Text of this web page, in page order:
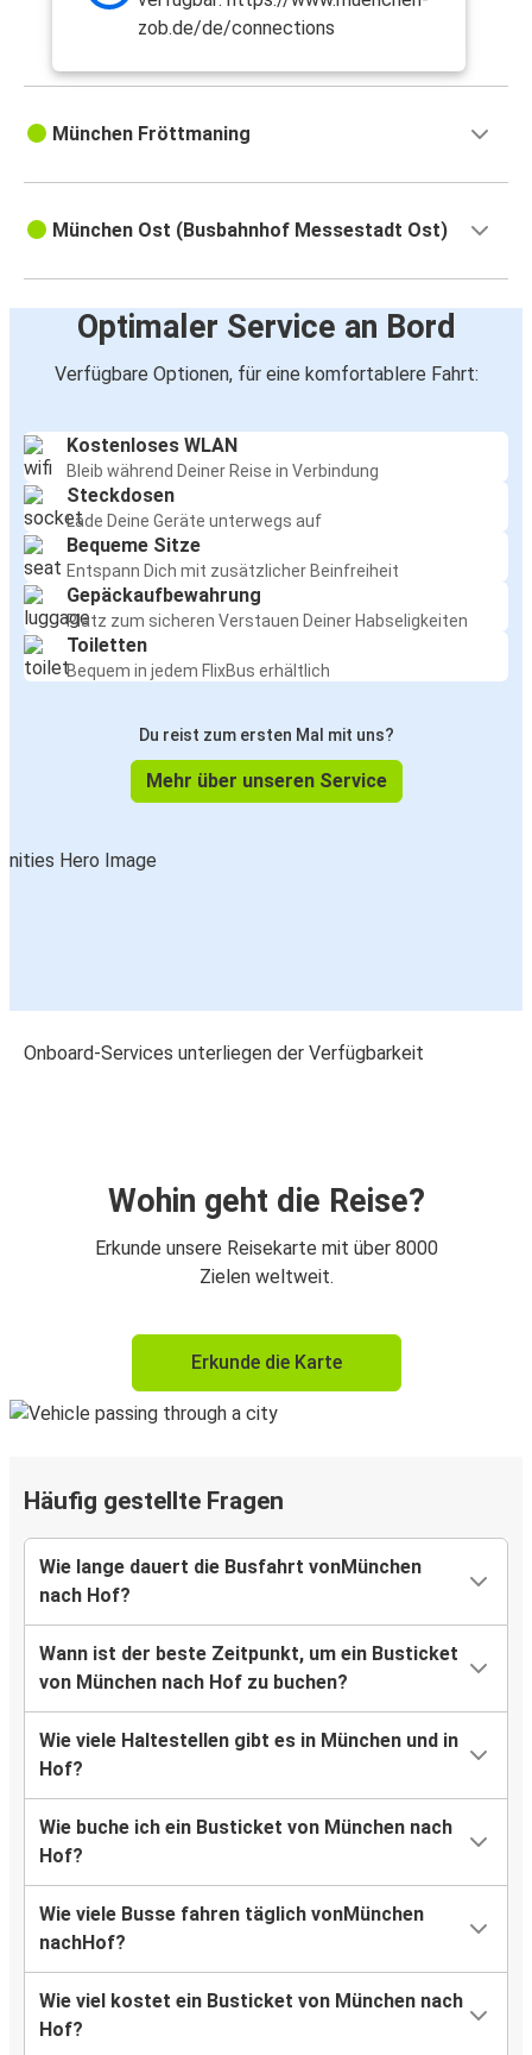
zob.de/de/connections
München Fröttmaning
München Ost (Busbahnhof Messestadt Ost)
Optimaler Service an Bord
Verfügbare Optionen, für eine komfortablere Fahrt:
Kostenloses WLAN
Bleib während Deiner Reise in Verbindung
Steckdosen
Lade Deine Geräte unterwegs auf
Bequeme Sitze
Entspann Dich mit zusätzlicher Beinfreiheit
Gepäckaufbewahrung
Platz zum sicheren Verstauen Deiner Habseligkeiten
Toiletten
Bequem in jedem FlixBus erhältlich
Du reist zum ersten Mal mit uns?
Mehr über unseren Service
Onboard-Services unterliegen der Verfügbarkeit
Wohin geht die Reise?
Erkunde unsere Reisekarte mit über 8000
Zielen weltweit.
Erkunde die Karte
Häufig gestellte Fragen
Wie lange dauert die Busfahrt vonMünchen
nach Hof?
Wann ist der beste Zeitpunkt, um ein Busticket
von München nach Hof zu buchen?
Wie viele Haltestellen gibt es in München und in
Hof?
Wie buche ich ein Busticket von München nach
Hof?
Wie viele Busse fahren täglich vonMünchen
nachHof?
Wie viel kostet ein Busticket von München nach
Hof?